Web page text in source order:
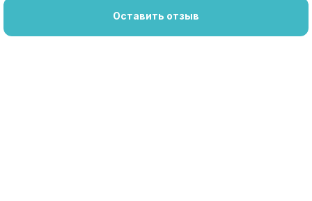
Оставить отзыв